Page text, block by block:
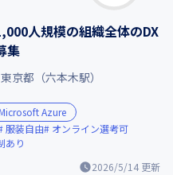
人規模の組織全体のDX
集
2026/5/14 更新
東京都（六本木駅）
Azure
服装自由
オンライン選考可
あり